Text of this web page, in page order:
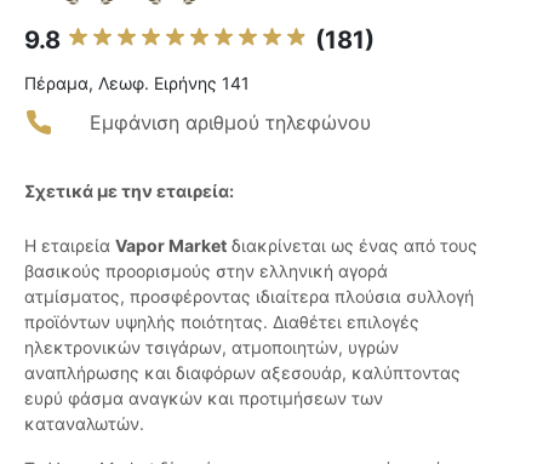
9.8 (181)
Πέραμα, Λεωφ. Ειρήνης 141
Εμφάνιση αριθμού τηλεφώνου
Σχετικά με την εταιρεία:
Η εταιρεία Vapor Market διακρίνεται ως ένας από τους
βασικούς προορισμούς στην ελληνική αγορά
ατμίσματος, προσφέροντας ιδιαίτερα πλούσια συλλογή
προϊόντων υψηλής ποιότητας. Διαθέτει επιλογές
ηλεκτρονικών τσιγάρων, ατμοποιητών, υγρών
αναπλήρωσης και διαφόρων αξεσουάρ, καλύπτοντας
ευρύ φάσμα αναγκών και προτιμήσεων των
καταναλωτών.